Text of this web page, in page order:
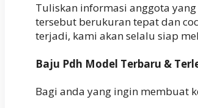
Tuliskan informasi anggota
tersebut berukuran tepat dan
terjadi, kami akan selalu siap
Baju Pdh Model Terbaru &
Bagi anda yang ingin membuat